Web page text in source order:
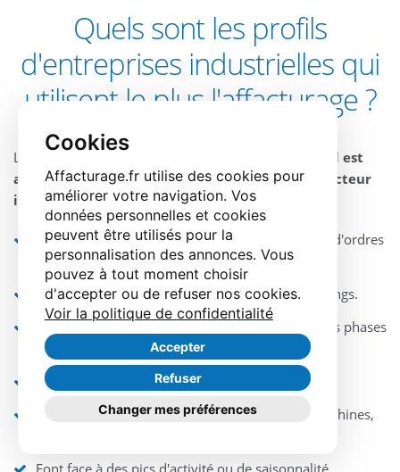
Cookies
Affacturage.fr utilise des cookies pour
améliorer votre navigation. Vos
données personnelles et cookies
peuvent être utilisés pour la
personnalisation des annonces. Vous
pouvez à tout moment choisir
d'accepter ou de refuser nos cookies.
Voir la politique de confidentialité
Accepter
Refuser
Changer mes préférences
Quels sont les profils
d'entreprises industrielles qui
utilisent le plus l'affacturage ?
L'affacturage n'est pas réservé aux grands groupes.
Il est
aujourd'hui utilisé par des TPE, PME et ETI du secteur
industriel, en particulier lorsqu'elles :
Travaillent en sous-traitance pour des donneurs d'ordres
exigeants.
Subissent des délais de paiement contractuels longs.
Ont des cycles de production complexes avec des phases
de facturation multiples.
Se développent à l'international.
Ont des besoins d'investissements réguliers (machines,
Font face à des pics d'activité ou de saisonnalité.